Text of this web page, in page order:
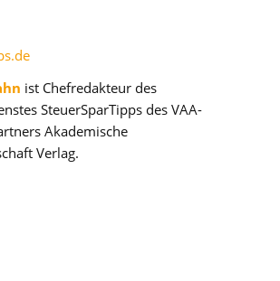
ist Chefredakteur des
SteuerSparTipps des VAA-
Akademische
Verlag.